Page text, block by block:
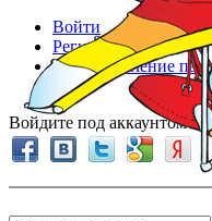
Войти
Регистрация
Восстановление
Войдите под аккаунтом в